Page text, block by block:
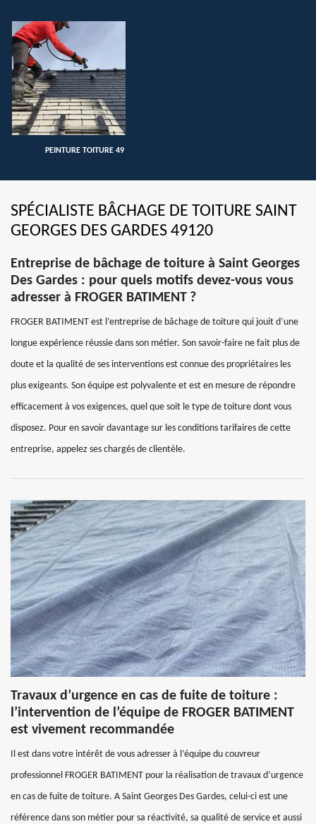
PEINTURE TOITURE 49
SPÉCIALISTE BÂCHAGE DE TOITURE SAINT
GEORGES DES GARDES 49120
Entreprise de bâchage de toiture à Saint Georges
Des Gardes : pour quels motifs devez-vous vous
adresser à FROGER BATIMENT ?
FROGER BATIMENT est l’entreprise de bâchage de toiture qui jouit d’une
longue expérience réussie dans son métier. Son savoir-faire ne fait plus de
doute et la qualité de ses interventions est connue des propriétaires les
plus exigeants. Son équipe est polyvalente et est en mesure de répondre
efficacement à vos exigences, quel que soit le type de toiture dont vous
disposez. Pour en savoir davantage sur les conditions tarifaires de cette
entreprise, appelez ses chargés de clientèle.
Travaux d’urgence en cas de fuite de toiture :
l’intervention de l’équipe de FROGER BATIMENT
est vivement recommandée
Il est dans votre intérêt de vous adresser à l’équipe du couvreur
professionnel FROGER BATIMENT pour la réalisation de travaux d’urgence
en cas de fuite de toiture. A Saint Georges Des Gardes, celui-ci est une
référence dans son métier pour sa réactivité, sa qualité de service et aussi